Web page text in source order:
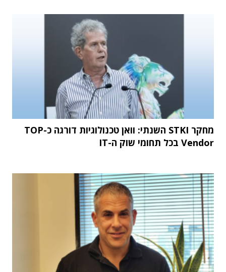
מחקר STKI השנתי: וואן טכנולוגיות דורגה כ-TOP
Vendor בכל תחומי שוק ה-IT